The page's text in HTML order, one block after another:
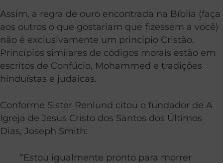
Assim, a regra de ouro encontrada na Bíblia (faça
aos outros o que gostariam que fizessem a você)
não é exclusivamente um princípio Cristão.
Princípios similares de códigos morais estão em
escritos de Confúcio, Mohammed e tradições
hinduístas e judaicas.
Conforme Sister Renlund citou o fundador de A
Igreja de Jesus Cristo dos Santos dos Últimos
Dias, Joseph Smith:
“Estou igualmente pronto para morrer